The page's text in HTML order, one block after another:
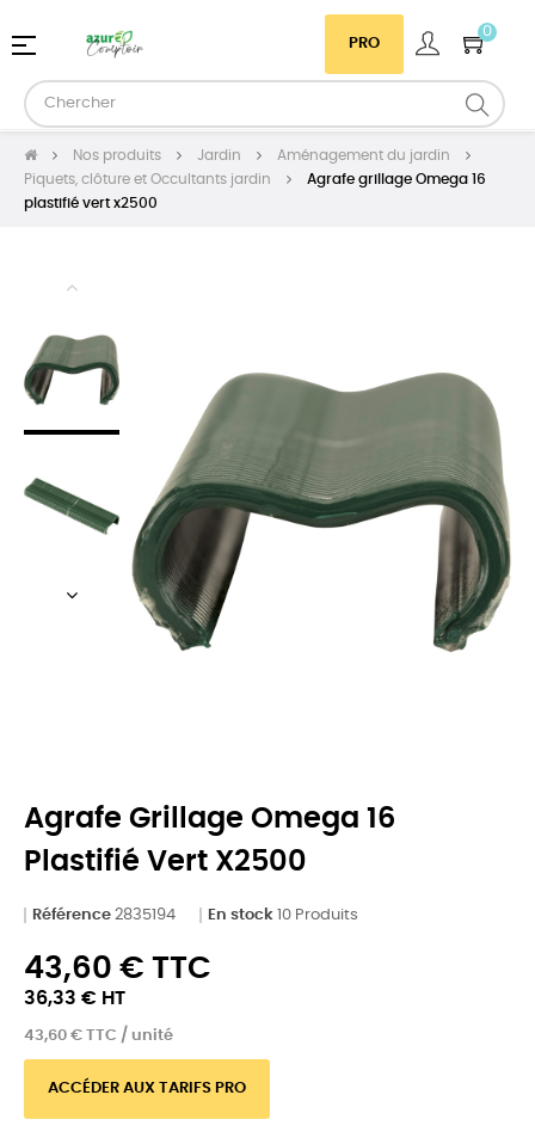
PRO
0
Basculer
navigation
☰
Nos produits Jardin
Aménagement du jardin
Piquets, clôture et Occultants jardin
Agrafe grillage Omega 16
plastifié vert x2500
Agrafe Grillage Omega 16
Plastifié Vert X2500
Référence 2835194 En stock 10 Produits
43,60 € TTC
36,33 € HT
43,60 € TTC / unité
ACCÉDER AUX TARIFS PRO